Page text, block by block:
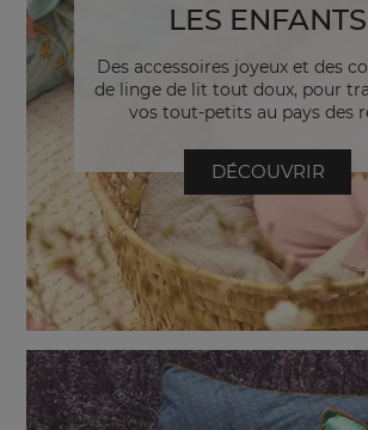
LES ENFANTS
Des accessoires joyeux et des
de linge de lit tout doux, pour
vos tout-petits au pays des
DÉCOUVRIR